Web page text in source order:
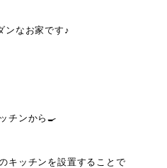
ンなお家です♪
チンから🍳
キッチンを設置することで